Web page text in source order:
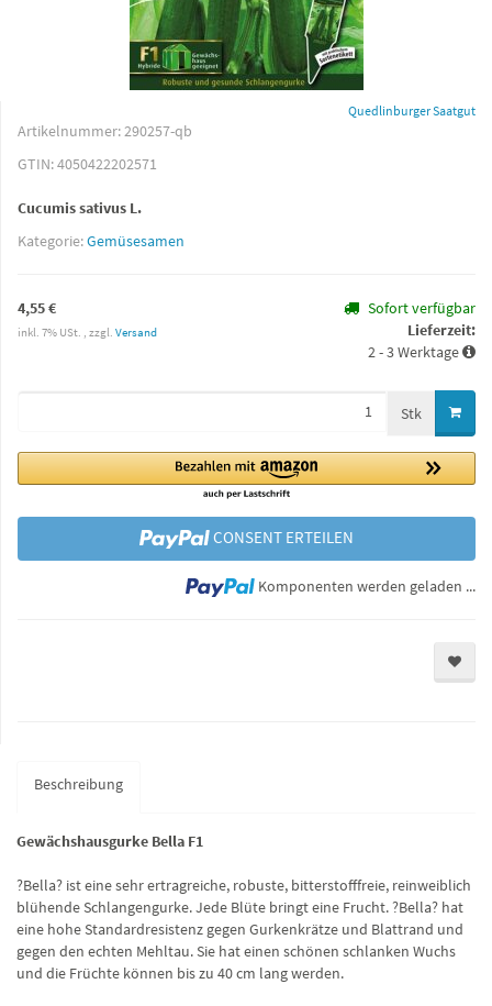
Quedlinburger Saatgut
Artikelnummer:290257-qb
GTIN:4050422202571
Cucumis sativus L.
Kategorie:Gemüsesamen
4,55 €
inkl. 7% USt. , zzgl. Versand
Sofort verfügbar
Lieferzeit:
2 - 3 Werktage
Stk
CONSENT ERTEILEN
Komponenten werden geladen ...
Beschreibung
Gewächshausgurke Bella F1
?Bella? ist eine sehr ertragreiche, robuste, bitterstofffreie, reinweiblich
blühende Schlangengurke. Jede Blüte bringt eine Frucht. ?Bella? hat
eine hohe Standardresistenz gegen Gurkenkrätze und Blattrand und
gegen den echten Mehltau. Sie hat einen schönen schlanken Wuchs
und die Früchte können bis zu 40 cm lang werden.